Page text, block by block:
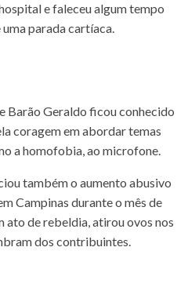
e faleceu algum tempo
parada cartíaca.
Barão Geraldo ficou conhecido
coragem em abordar temas
a homofobia, ao microfone.
também o aumento abusivo
Campinas durante o mês de
ato de rebeldia, atirou ovos nos
dos contribuintes.